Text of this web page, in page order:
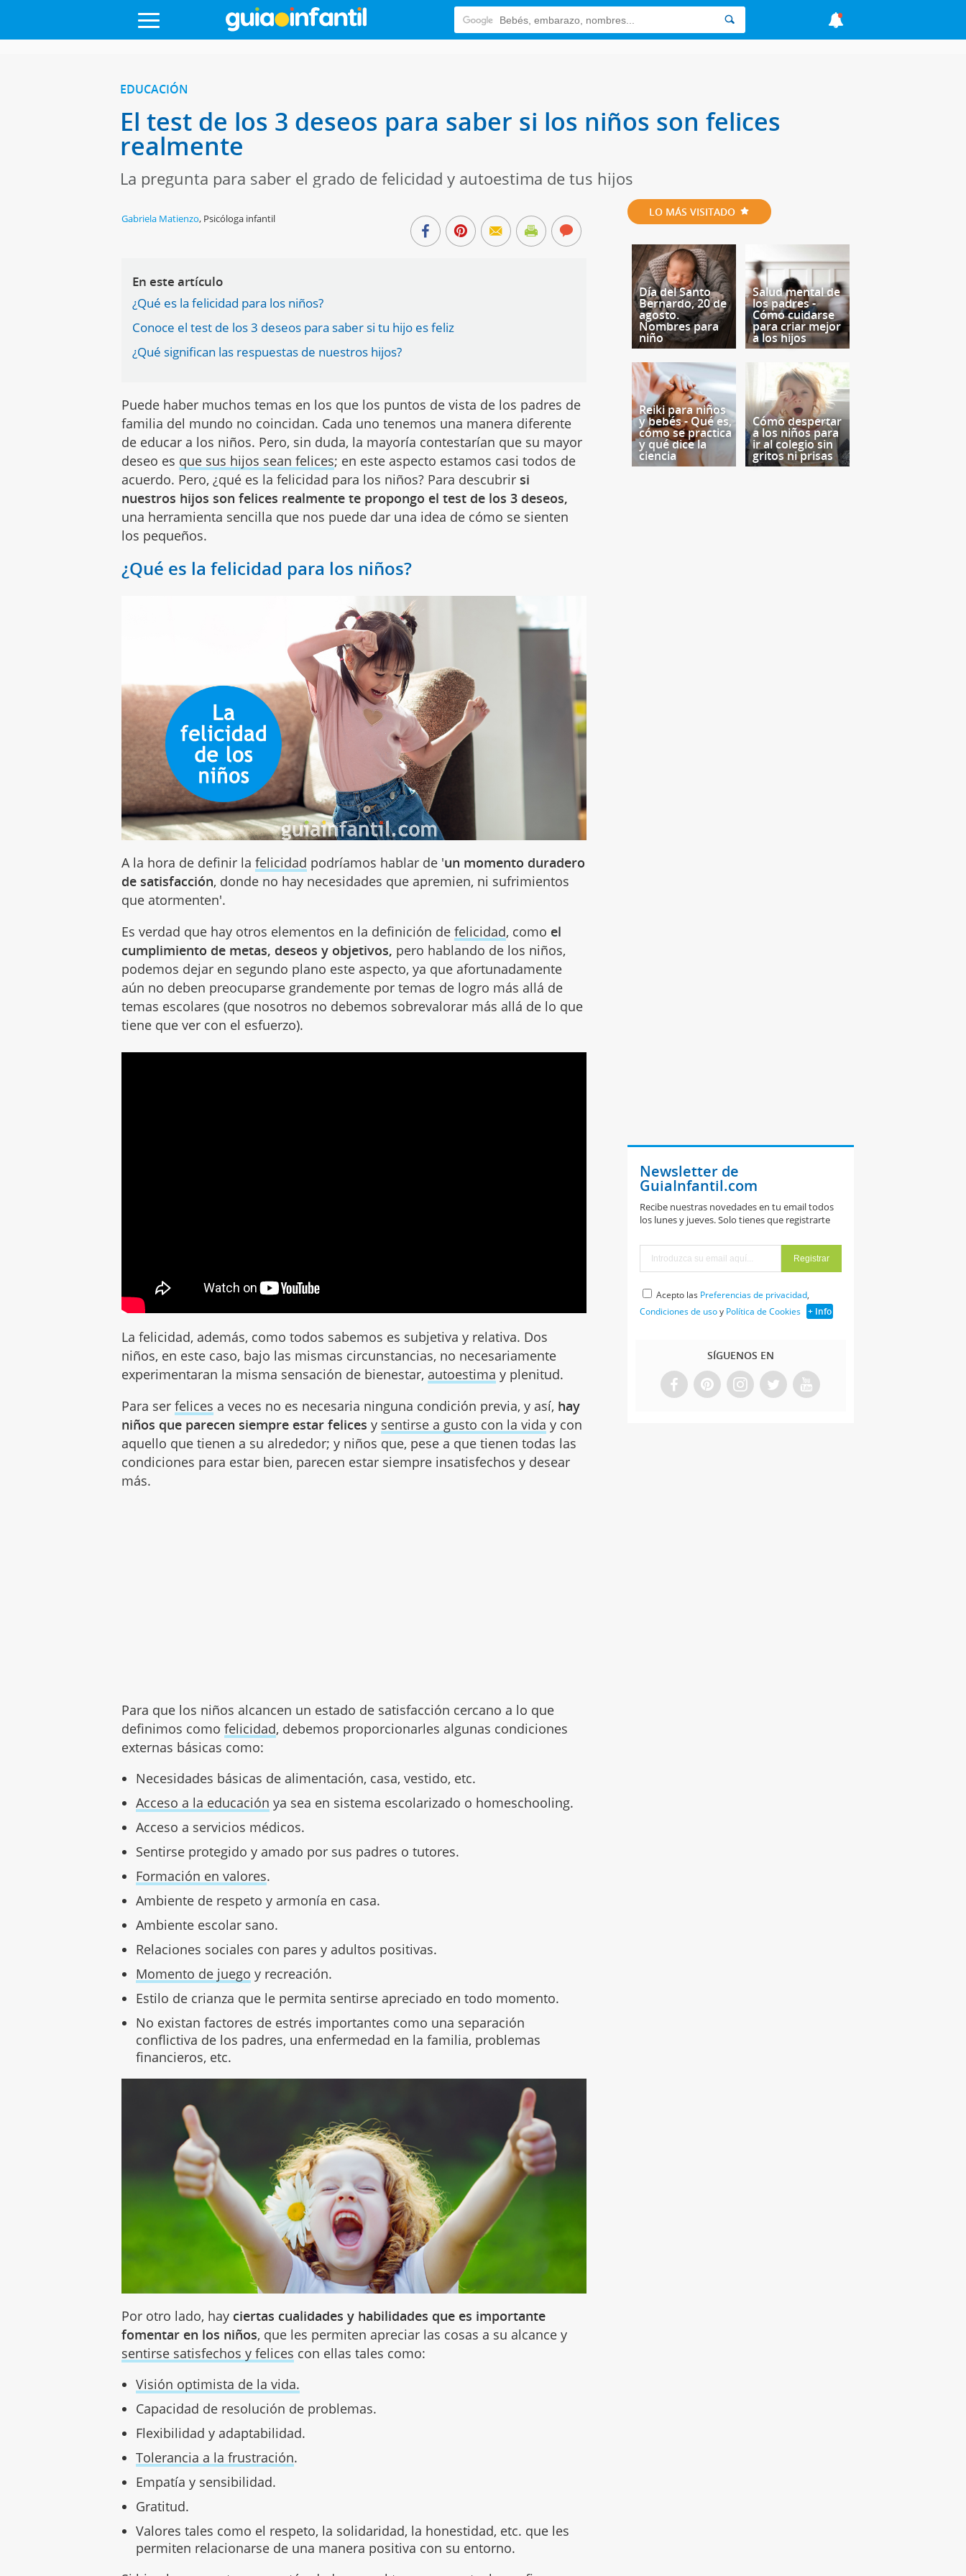
EDUCACIÓN
El test de los 3 deseos para saber si los niños son felices
realmente
La pregunta para saber el grado de felicidad y autoestima de tus hijos
Gabriela Matienzo, Psicóloga infantil
En este artículo
¿Qué es la felicidad para los niños?
Conoce el test de los 3 deseos para saber si tu hijo es feliz
¿Qué significan las respuestas de nuestros hijos?
Puede haber muchos temas en los que los puntos de vista de los padres de
familia del mundo no coincidan. Cada uno tenemos una manera diferente
de educar a los niños. Pero, sin duda, la mayoría contestarían que su mayor
deseo es que sus hijos sean felices; en este aspecto estamos casi todos de
acuerdo. Pero, ¿qué es la felicidad para los niños? Para descubrirsi
nuestros hijos son felices realmente te propongo el test de los 3 deseos,
una herramienta sencilla que nos puede dar una idea de cómo se sienten
los pequeños.
¿Qué es la felicidad para los niños?
A la hora de definir lafelicidad podríamos hablar de 'un momento duradero
de satisfacción, donde no hay necesidades que apremien, ni sufrimientos
que atormenten'.
Es verdad que hay otros elementos en la definición defelicidad, como el
cumplimiento de metas, deseos y objetivos, pero hablando de los niños,
podemos dejar en segundo plano este aspecto, ya que afortunadamente
aún no deben preocuparse grandemente por temas de logro más allá de
temas escolares (que nosotros no debemos sobrevalorar más allá de lo que
tiene que ver con el esfuerzo).
La felicidad, además, como todos sabemos es subjetiva y relativa. Dos
niños, en este caso, bajo las mismas circunstancias, no necesariamente
experimentaran la misma sensación de bienestar, autoestima y plenitud.
Para serfelices a veces no es necesaria ninguna condición previa, y así, hay
niños que parecen siempre estar felicesy sentirse a gusto con la vida y con
aquello que tienen a su alrededor; y niños que, pese a que tienen todas las
condiciones para estar bien, parecen estar siempre insatisfechos y desear
más.
Para que los niños alcancen un estado de satisfacción cercano a lo que
definimos comofelicidad, debemos proporcionarles algunas condiciones
externas básicas como:
Necesidades básicas de alimentación, casa, vestido, etc.
Acceso a la educación ya sea en sistema escolarizado o homeschooling.
Acceso a servicios médicos.
Sentirse protegido y amado por sus padres o tutores.
Formación en valores.
Ambiente de respeto y armonía en casa.
Ambiente escolar sano.
Relaciones sociales con pares y adultos positivas.
Momento de juego y recreación.
Estilo de crianza que le permita sentirse apreciado en todo momento.
No existan factores de estrés importantes como una separación
conflictiva de los padres, una enfermedad en la familia, problemas
financieros, etc.
Por otro lado, hay ciertas cualidades y habilidades que es importante
fomentar en los niños, que les permiten apreciar las cosas a su alcance y
sentirse satisfechos y felices con ellas tales como:
Visión optimista de la vida.
Capacidad de resolución de problemas.
Flexibilidad y adaptabilidad.
Tolerancia a la frustración.
Empatía y sensibilidad.
Gratitud.
Valores tales como el respeto, la solidaridad, la honestidad, etc. que les
permiten relacionarse de una manera positiva con su entorno.
LO MÁS VISITADO
Día del Santo
Bernardo, 20 de
agosto.
Nombres para
niño
Salud mental de
los padres -
Cómo cuidarse
para criar mejor
a los hijos
Reiki para niños
y bebés - Qué es,
cómo se practica
y qué dice la
ciencia
Cómo despertar
a los niños para
ir al colegio sin
gritos ni prisas
Newsletter de
GuiaInfantil.com
Recibe nuestras novedades en tu email todos
los lunes y jueves. Solo tienes que registrarte
Acepto las Preferencias de privacidad,
Condiciones de usoy Política de Cookies + Info
SÍGUENOS EN